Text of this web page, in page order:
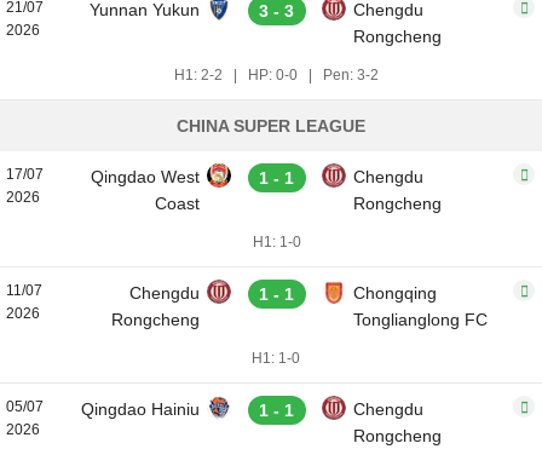
21/07
2026
Yunnan Yukun 3 - 3
Chengdu
Rongcheng
H1: 2-2 HP: 0-0 Pen: 3-2
CHINA SUPER LEAGUE
17/07
2026
Qingdao West
Coast
1 - 1
Chengdu
Rongcheng
H1: 1-0
11/07
2026
Chengdu
Rongcheng
1 - 1
Chongqing
Tonglianglong FC
H1: 1-0
05/07
2026
Qingdao Hainiu 1 - 1
Chengdu
Rongcheng